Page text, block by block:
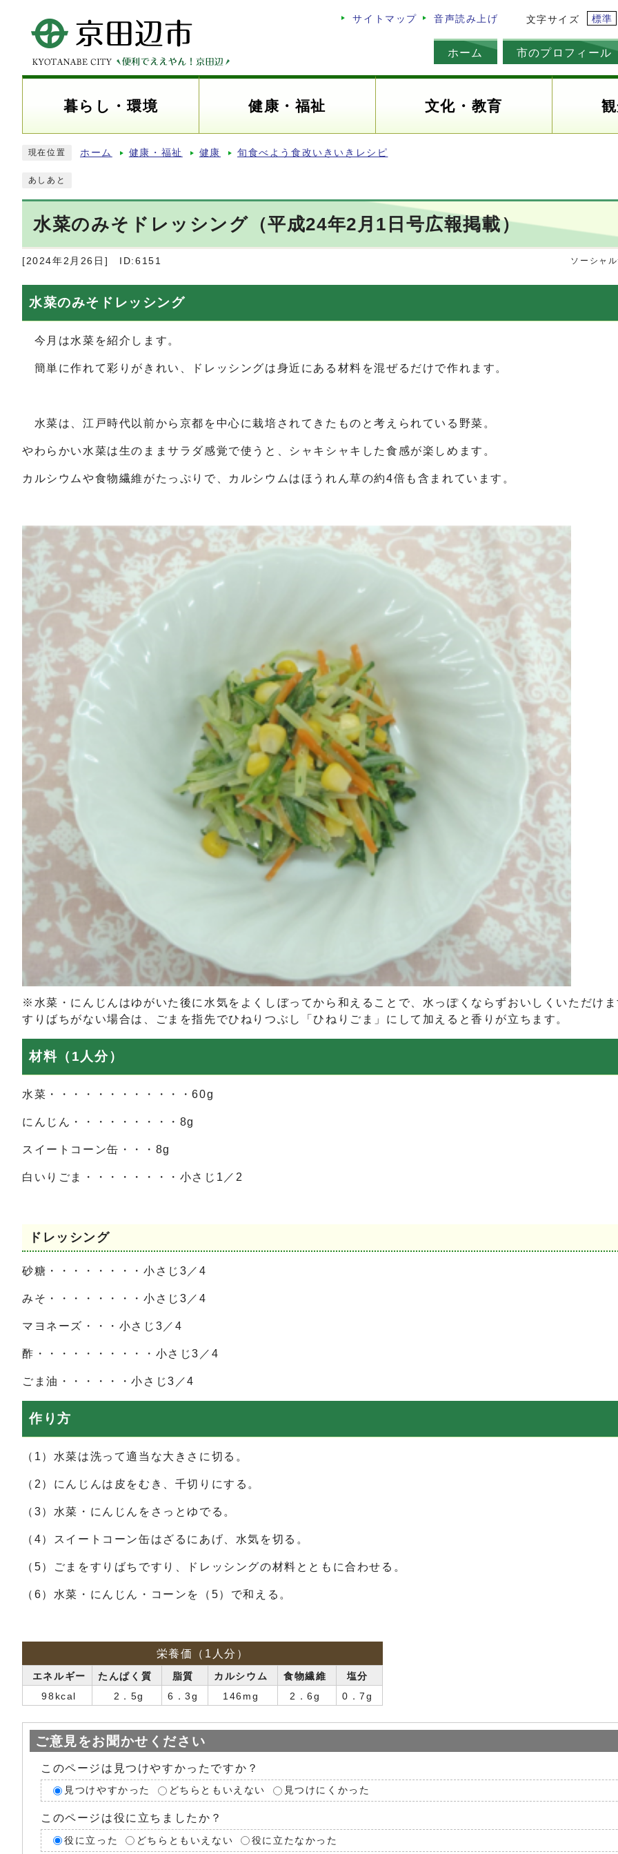
サイトマップ 音声読み上げ 文字サイズ 標準
ホーム 市のプロフィール
暮らし・環境 健康・福祉 文化・教育
現在位置 ホーム 健康・福祉 健康 旬食べよう食改いきいきレシピ
あしあと
水菜のみそドレッシング（平成24年2月1日号広報掲載）
[2024年2月26日] ID:6151 ソーシャ
水菜のみそドレッシング
今月は水菜を紹介します。
簡単に作れて彩りがきれい、ドレッシングは身近にある材料を混ぜるだけで作れます。
水菜は、江戸時代以前から京都を中心に栽培されてきたものと考えられている野菜。
やわらかい水菜は生のままサラダ感覚で使うと、シャキシャキした食感が楽しめます。
カルシウムや食物繊維がたっぷりで、カルシウムはほうれん草の約4倍も含まれています。
※水菜・にんじんはゆがいた後に水気をよくしぼってから和えることで、水っぽくならずおいしくいただけ
すりばちがない場合は、ごまを指先でひねりつぶし「ひねりごま」にして加えると香りが立ちます。
材料（1人分）
水菜・・・・・・・・・・・・60g
にんじん・・・・・・・・・8g
スイートコーン缶・・・8g
白いりごま・・・・・・・・小さじ1／2
ドレッシング
砂糖・・・・・・・・小さじ3／4
みそ・・・・・・・・小さじ3／4
マヨネーズ・・・小さじ3／4
酢・・・・・・・・・・小さじ3／4
ごま油・・・・・・小さじ3／4
作り方
（1）水菜は洗って適当な大きさに切る。
（2）にんじんは皮をむき、千切りにする。
（3）水菜・にんじんをさっとゆでる。
（4）スイートコーン缶はざるにあげ、水気を切る。
（5）ごまをすりばちですり、ドレッシングの材料とともに合わせる。
（6）水菜・にんじん・コーンを（5）で和える。
栄養価（1人分）
エネルギー たんぱく質 脂質 カルシウム 食物繊維
塩分
98kcal
2．5g 6．3g 146mg 2．6g 0．7g
ご意見をお聞かせください
このページは見つけやすかったですか？
見つけやすかった どちらともいえない 見つけにくかった
このページは役に立ちましたか？
役に立った どちらともいえない 役に立たなかった